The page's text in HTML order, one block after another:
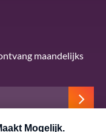
maandelijks
privacybeleid.